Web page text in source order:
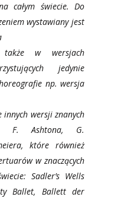
całym świecie. Do
wystawiany jest
w wersjach
jedynie
np. wersja
innych wersji znanych
F. Ashtona, G.
które również
w znaczących
Sadler’s Wells
Ballet, Ballett der